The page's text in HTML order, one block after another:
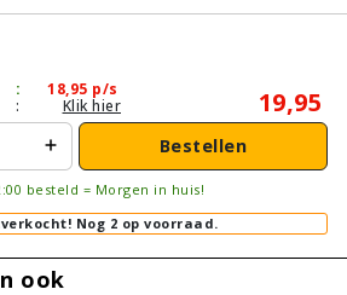
: 18,95 p/s
: Klik hier 19,95
Bestellen
besteld = Morgen in huis!
Nog 2 op voorraad.
ook